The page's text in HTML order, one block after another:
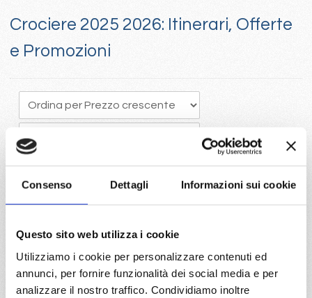
Consenso Dettagli Informazioni sui cookie
Questo sito web utilizza i cookie
Utilizziamo i cookie per personalizzare contenuti ed
annunci, per fornire funzionalità dei social media e per
analizzare il nostro traffico. Condividiamo inoltre
Crociere 2025 2026: Itinerari, Offerte
e Promozioni
crociera porta vantaggi economici con la scelta della migliore
disponibilità
Visita il portale per trovare le crociere 2025 con Costa e Mc